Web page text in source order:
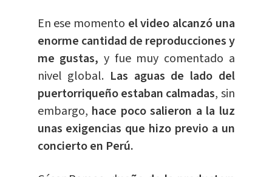
En ese momento el video alcanzó una
enorme cantidad de reproducciones y
me gustas, y fue muy comentado a
nivel global. Las aguas de lado del
puertorriqueño estaban calmadas, sin
embargo, hace poco salieron a la luz
unas exigencias que hizo previo a un
concierto en Perú.